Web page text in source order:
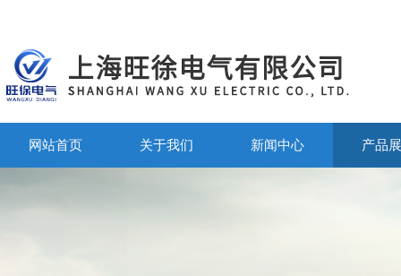
网站首页 关于我们 新闻中心 产品